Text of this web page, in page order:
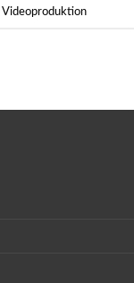
Videoproduktion